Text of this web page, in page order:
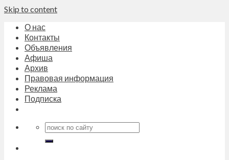
Skip to content
О нас
Контакты
Объявления
Афиша
Архив
Правовая информация
Реклама
Подписка